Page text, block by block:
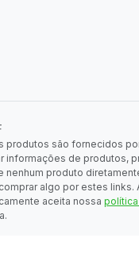
produtos são fornecidos
informações de produtos,
nenhum produto
algo por estes links.
aceita nossa